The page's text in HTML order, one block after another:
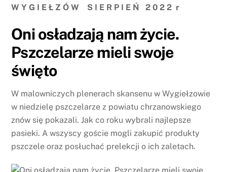
W Y G I E Ł Z Ó W S I E R P I E Ń 2 0 2 2 r
Oni osładzają nam życie.
Pszczelarze mieli swoje
święto
W malowniczych plenerach skansenu w Wygiełzowie
w niedzielę pszczelarze z powiatu chrzanowskiego
znów się pokazali. Jak co roku wybrali najlepsze
pasieki. A wszyscy goście mogli zakupić produkty
pszczele oraz posłuchać prelekcji o ich zaletach.